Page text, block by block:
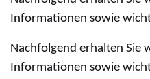
Informationen sowie
Nachfolgend erhalten Sie
Informationen sowie